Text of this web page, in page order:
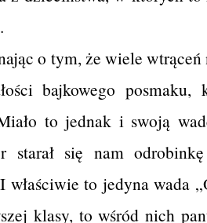
o tym, że wiele
bajkowego
to jednak i swoją
starał się nam
właściwie to jedyna wada
klasy, to wśród nich